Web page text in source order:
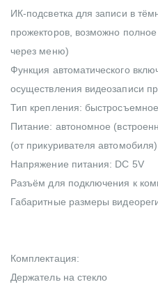
ИК-подсветка для записи в
прожекторов, возможно
через меню)
Функция автоматического
осуществления видеозаписи
Тип крепления:
Питание: автономное
(от прикуривателя автомобиля)
Напряжение питания: DC 5V
Разъём для подключения к
Габаритные размеры
Комплектация:
Держатель на стекло